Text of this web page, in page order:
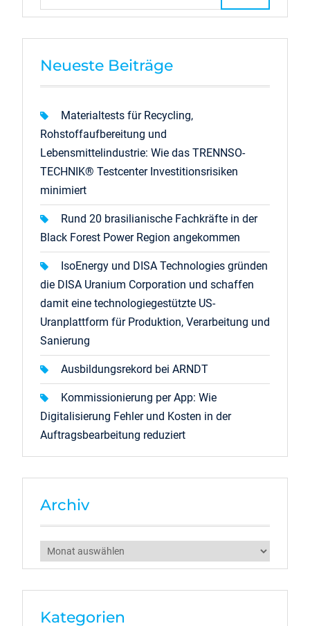
Neueste Beiträge
Materialtests für Recycling,
Rohstoffaufbereitung und
Lebensmittelindustrie: Wie das TRENNSO-
TECHNIK® Testcenter Investitionsrisiken
minimiert
Rund 20 brasilianische Fachkräfte in der
Black Forest Power Region angekommen
IsoEnergy und DISA Technologies gründen
die DISA Uranium Corporation und schaffen
damit eine technologiegestützte US-
Uranplattform für Produktion, Verarbeitung und
Sanierung
Ausbildungsrekord bei ARNDT
Kommissionierung per App: Wie
Digitalisierung Fehler und Kosten in der
Auftragsbearbeitung reduziert
Archiv
Archiv
Kategorien